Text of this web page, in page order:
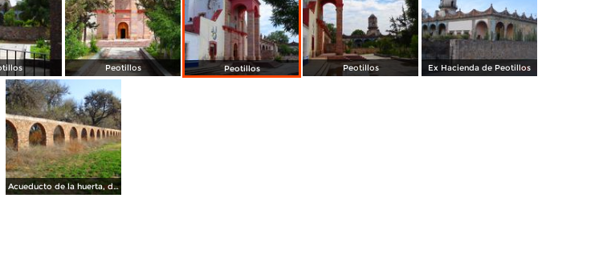
Peotillos Peotillos Peotillos Ex Hacienda de Peotillos
Acueducto de la huerta, de la ex Hacienda de Peotillos